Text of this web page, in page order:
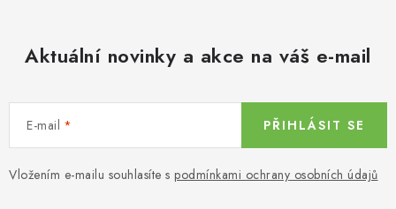
Aktuální novinky a akce na váš e-mail
E-mail
Vložením e-mailu souhlasíte s podmínkami ochrany osobních údajů
PŘIHLÁSIT SE